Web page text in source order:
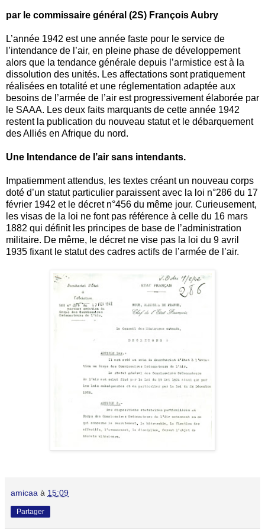
par le commissaire général (2S) François Aubry
L’année 1942 est une année faste pour le service de
l’intendance de l’air, en pleine phase de développement
alors que la tendance générale depuis l’armistice est à la
dissolution des unités. Les affectations sont pratiquement
réalisées en totalité et une réglementation adaptée aux
besoins de l’armée de l’air est progressivement élaborée par
le SAAA. Les deux faits marquants de cette année 1942
restent la publication du nouveau statut et le débarquement
des Alliés en Afrique du nord.
Une Intendance de l’air sans intendants.
Impatiemment attendus, les textes créant un nouveau corps
doté d’un statut particulier paraissent avec la loi n°286 du 17
février 1942 et le décret n°456 du même jour. Curieusement,
les visas de la loi ne font pas référence à celle du 16 mars
1882 qui définit les principes de base de l’administration
militaire. De même, le décret ne vise pas la loi du 9 avril
1935 fixant le statut des cadres actifs de l’armée de l’air.
amicaa à 15:09
Partager